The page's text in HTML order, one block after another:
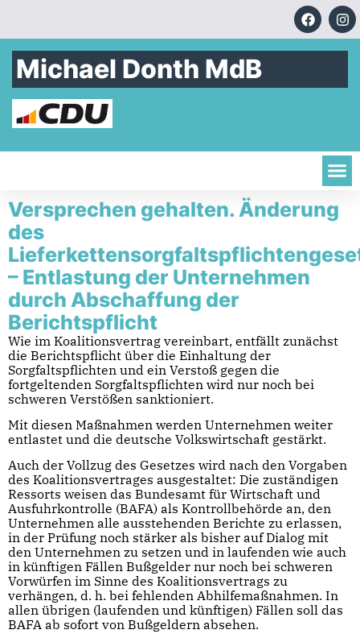
Michael Donth MdB
Versprechen gehalten. Änderung
des
– Entlastung der Unternehmen
durch Abschaffung der
Berichtspflicht
Wie im Koalitionsvertrag vereinbart, entfällt zunächst
die Berichtspflicht über die Einhaltung der
Sorgfaltspflichten und ein Verstoß gegen die
fortgeltenden Sorgfaltspflichten wird nur noch bei
schweren Verstößen sanktioniert.
Mit diesen Maßnahmen werden Unternehmen weiter
entlastet und die deutsche Volkswirtschaft gestärkt.
Auch der Vollzug des Gesetzes wird nach den Vorgaben
des Koalitionsvertrages ausgestaltet: Die zuständigen
Ressorts weisen das Bundesamt für Wirtschaft und
Ausfuhrkontrolle (BAFA) als Kontrollbehörde an, den
Unternehmen alle ausstehenden Berichte zu erlassen,
in der Prüfung noch stärker als bisher auf Dialog mit
den Unternehmen zu setzen und in laufenden wie auch
in künftigen Fällen Bußgelder nur noch bei schweren
Vorwürfen im Sinne des Koalitionsvertrags zu
verhängen, d. h. bei fehlenden Abhilfemaßnahmen. In
allen übrigen (laufenden und künftigen) Fällen soll das
BAFA ab sofort von Bußgeldern absehen.